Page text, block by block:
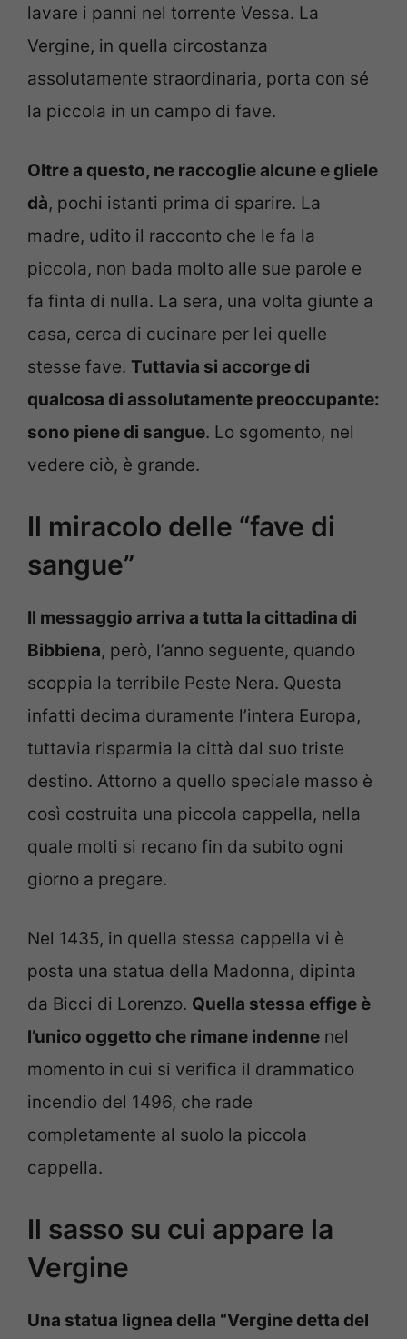
lavare i panni nel torrente Vessa. La
Vergine, in quella circostanza
assolutamente straordinaria, porta con sé
la piccola in un campo di fave.
Oltre a questo, ne raccoglie alcune e gliele
dà, pochi istanti prima di sparire. La
madre, udito il racconto che le fa la
piccola, non bada molto alle sue parole e
fa finta di nulla. La sera, una volta giunte a
casa, cerca di cucinare per lei quelle
stesse fave. Tuttavia si accorge di
qualcosa di assolutamente preoccupante:
sono piene di sangue. Lo sgomento, nel
vedere ciò, è grande.
Il miracolo delle “fave di
sangue”
Il messaggio arriva a tutta la cittadina di
Bibbiena, però, l’anno seguente, quando
scoppia la terribile Peste Nera. Questa
infatti decima duramente l’intera Europa,
tuttavia risparmia la città dal suo triste
destino. Attorno a quello speciale masso è
così costruita una piccola cappella, nella
quale molti si recano fin da subito ogni
giorno a pregare.
Nel 1435, in quella stessa cappella vi è
posta una statua della Madonna, dipinta
da Bicci di Lorenzo. Quella stessa effige è
l’unico oggetto che rimane indenne nel
momento in cui si verifica il drammatico
incendio del 1496, che rade
completamente al suolo la piccola
cappella.
Il sasso su cui appare la
Vergine
Una statua lignea della “Vergine detta del